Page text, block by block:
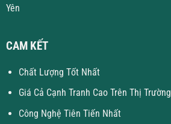
Yên
CAM KẾT
Chất Lượng Tốt Nhất
Giá Cả Cạnh Tranh Cao Trên Thị Trường
Công Nghệ Tiên Tiến Nhất